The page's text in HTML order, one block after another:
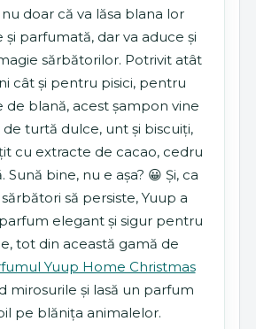
doar că va lăsa blana lor
și parfumată, dar va aduce și
sărbătorilor. Potrivit atât
cât și pentru pisici, pentru
blană, acest șampon vine
turtă dulce, unt și biscuiți,
cu extracte de cacao, cedru
Sună bine, nu e așa? 😀 Și, ca
să persiste, Yuup a
elegant și sigur pentru
tot din această gamă de
Yuup Home Christmas
mirosurile și lasă un parfum
pe blănița animalelor.